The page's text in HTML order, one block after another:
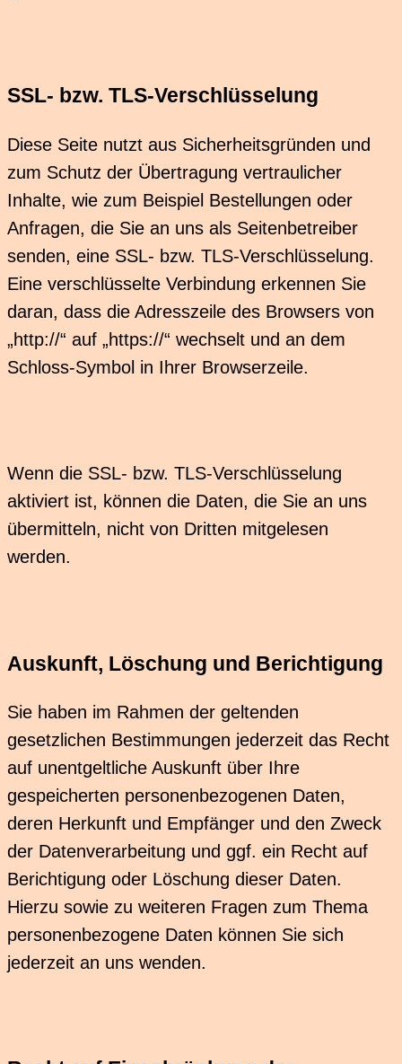
SSL- bzw. TLS-Verschlüsselung
Diese Seite nutzt aus Sicherheitsgründen und
zum Schutz der Übertragung vertraulicher
Inhalte, wie zum Beispiel Bestellungen oder
Anfragen, die Sie an uns als Seitenbetreiber
senden, eine SSL- bzw. TLS-Verschlüsselung.
Eine verschlüsselte Verbindung erkennen Sie
daran, dass die Adresszeile des Browsers von
„http://“ auf „https://“ wechselt und an dem
Schloss-Symbol in Ihrer Browserzeile.
Wenn die SSL- bzw. TLS-Verschlüsselung
aktiviert ist, können die Daten, die Sie an uns
übermitteln, nicht von Dritten mitgelesen
werden.
Auskunft, Löschung und Berichtigung
Sie haben im Rahmen der geltenden
gesetzlichen Bestimmungen jederzeit das Recht
auf unentgeltliche Auskunft über Ihre
gespeicherten personenbezogenen Daten,
deren Herkunft und Empfänger und den Zweck
der Datenverarbeitung und ggf. ein Recht auf
Berichtigung oder Löschung dieser Daten.
Hierzu sowie zu weiteren Fragen zum Thema
personenbezogene Daten können Sie sich
jederzeit an uns wenden.